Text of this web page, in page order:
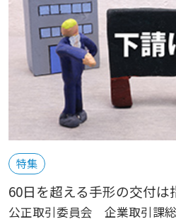
特集
60日を超える手形の交付は
公正取引委員会 企業取引課